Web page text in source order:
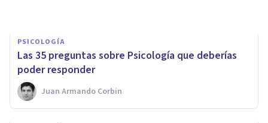
PSICOLOGÍA
Las 35 preguntas sobre Psicología que deberías
poder responder
Juan Armando Corbin